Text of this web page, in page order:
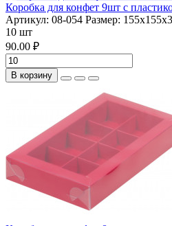
Коробка для конфет 9шт с
Артикул: 08-054 Размер:
10 шт
90.00 ₽
В корзину